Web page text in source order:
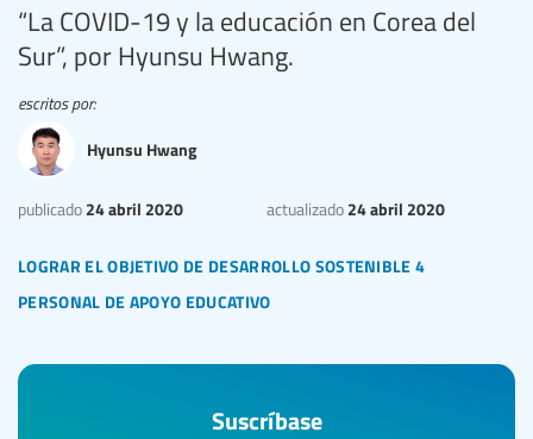
“La COVID-19 y la educación en Corea del
Sur”, por Hyunsu Hwang.
lograr el objetivo de desarrollo sostenible 4
personal de apoyo educativo
publicado 24 abril 2020 actualizado 24 abril 2020
escritos por:
Hyunsu Hwang
Suscríbase